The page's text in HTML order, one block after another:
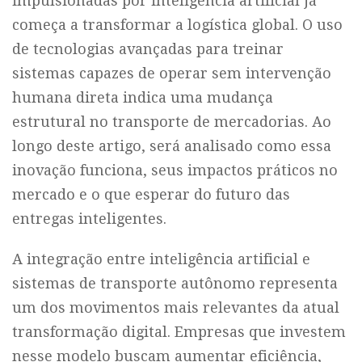
começa a transformar a logística global. O uso
de tecnologias avançadas para treinar
sistemas capazes de operar sem intervenção
humana direta indica uma mudança
estrutural no transporte de mercadorias. Ao
longo deste artigo, será analisado como essa
inovação funciona, seus impactos práticos no
mercado e o que esperar do futuro das
entregas inteligentes.
A integração entre inteligência artificial e
sistemas de transporte autônomo representa
um dos movimentos mais relevantes da atual
transformação digital. Empresas que investem
nesse modelo buscam aumentar eficiência,